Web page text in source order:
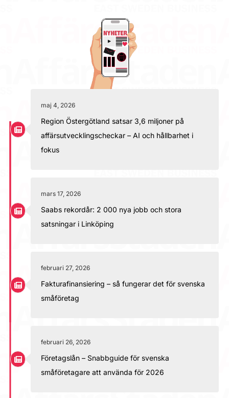
maj 4, 2026
Region Östergötland satsar 3,6 miljoner på
affärsutvecklingscheckar – AI och hållbarhet i
fokus
mars 17, 2026
Saabs rekordår: 2 000 nya jobb och stora
satsningar i Linköping
februari 27, 2026
Fakturafinansiering – så fungerar det för svenska
småföretag
februari 26, 2026
Företagslån – Snabbguide för svenska
småföretagare att använda för 2026